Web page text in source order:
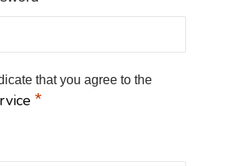
that you agree to the
*